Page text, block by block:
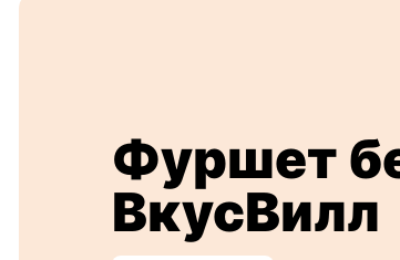
Фуршет
ВкусВилл